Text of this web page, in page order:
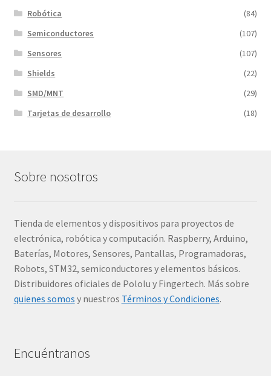
Robótica
(84)
Semiconductores
(107)
Sensores
(107)
Shields
(22)
SMD/MNT
(29)
Tarjetas de desarrollo
(18)
Sobre nosotros
Tienda de elementos y dispositivos para proyectos de
electrónica, robótica y computación. Raspberry, Arduino,
Baterías, Motores, Sensores, Pantallas, Programadoras,
Robots, STM32, semiconductores y elementos básicos.
Distribuidores oficiales de Pololu y Fingertech. Más sobre
quienes somos y nuestros Términos y Condiciones.
Encuéntranos